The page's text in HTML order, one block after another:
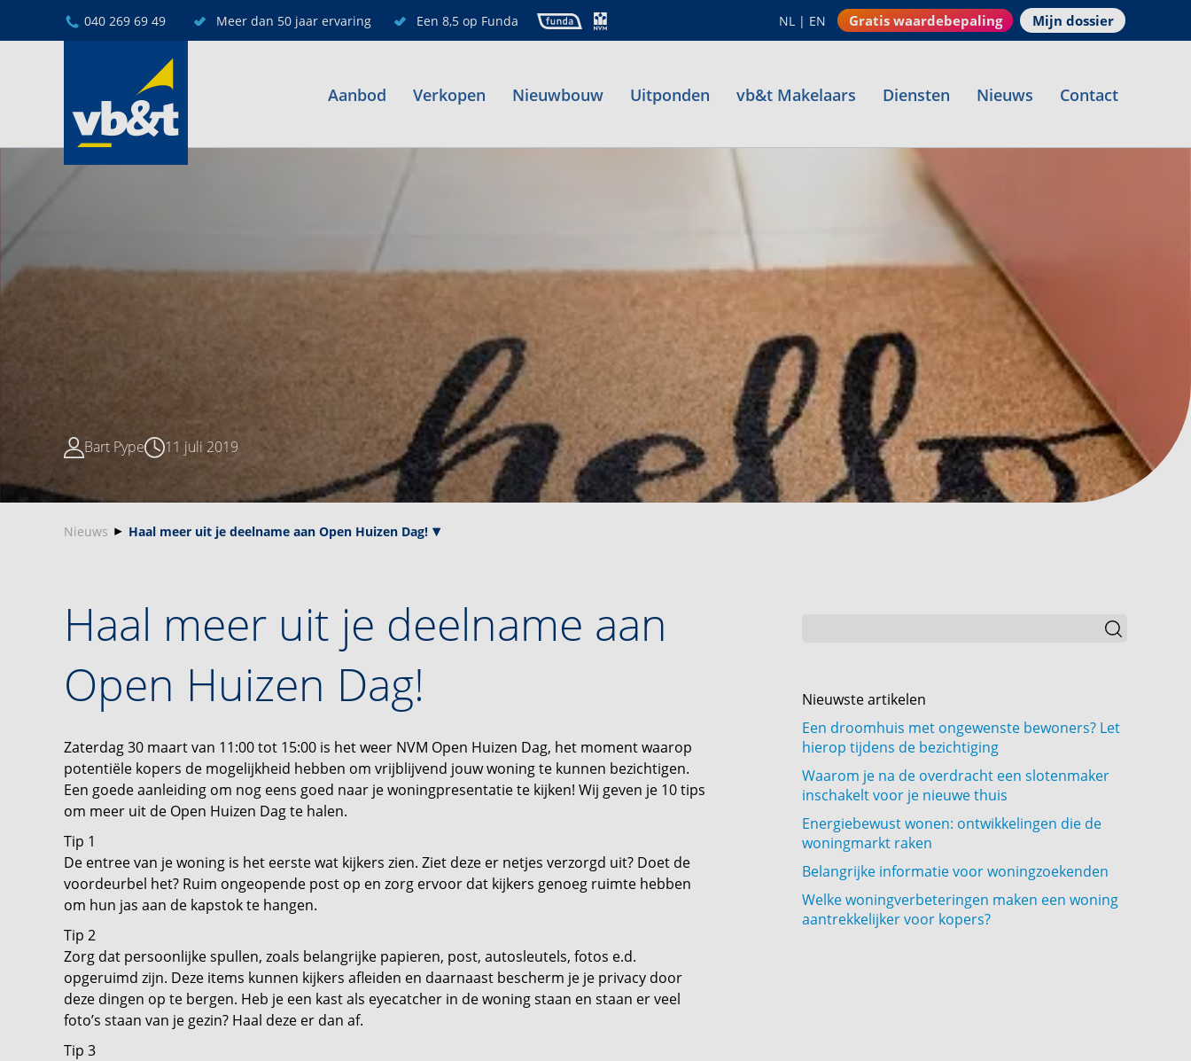
040 269 69 49 Meer dan 50 jaar ervaring Een 8,5 op Funda NL | EN Gratis waardebepaling Mijn dossier
Aanbod Verkopen Nieuwbouw Uitponden vb&t Makelaars Diensten Nieuws Contact
Bart Pype 11 juli 2019
Nieuws Haal meer uit je deelname aan Open Huizen Dag!
Haal meer uit je deelname aan
Open Huizen Dag!
Zaterdag 30 maart van 11:00 tot 15:00 is het weer NVM Open Huizen Dag, het moment waarop
potentiële kopers de mogelijkheid hebben om vrijblijvend jouw woning te kunnen bezichtigen.
Een goede aanleiding om nog eens goed naar je woningpresentatie te kijken! Wij geven je 10 tips
om meer uit de Open Huizen Dag te halen.
Tip 1
De entree van je woning is het eerste wat kijkers zien. Ziet deze er netjes verzorgd uit? Doet de
voordeurbel het? Ruim ongeopende post op en zorg ervoor dat kijkers genoeg ruimte hebben
om hun jas aan de kapstok te hangen.
Tip 2
Zorg dat persoonlijke spullen, zoals belangrijke papieren, post, autosleutels, fotos e.d.
opgeruimd zijn. Deze items kunnen kijkers afleiden en daarnaast bescherm je je privacy door
deze dingen op te bergen. Heb je een kast als eyecatcher in de woning staan en staan er veel
foto’s staan van je gezin? Haal deze er dan af.
Tip 3
Nieuwste artikelen
Een droomhuis met ongewenste bewoners? Let
hierop tijdens de bezichtiging
Waarom je na de overdracht een slotenmaker
inschakelt voor je nieuwe thuis
Energiebewust wonen: ontwikkelingen die de
woningmarkt raken
Belangrijke informatie voor woningzoekenden
Welke woningverbeteringen maken een woning
aantrekkelijker voor kopers?